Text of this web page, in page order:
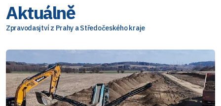
Aktuálně
Zpravodasjtví z Prahy a Středočeského kraje